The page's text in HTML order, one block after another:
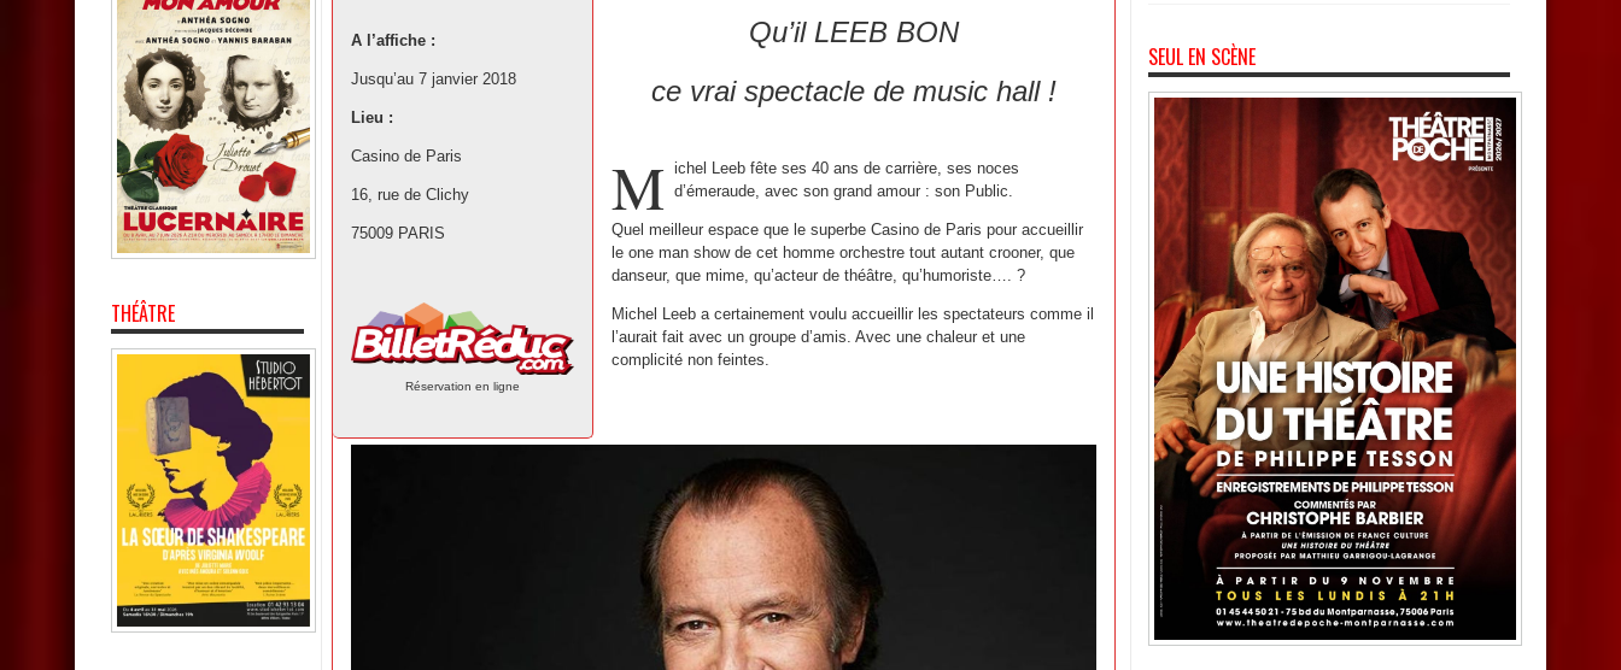
A l’affiche :
Jusqu’au 7 janvier 2018
Lieu :
Casino de Paris
16, rue de Clichy
75009 PARIS
Réservation en ligne
Qu’il LEEB BON
ce vrai spectacle de music hall !
M ichel Leeb fête ses 40 ans de carrière, ses noces
d’émeraude, avec son grand amour : son Public.
Quel meilleur espace que le superbe Casino de Paris pour accueillir
le one man show de cet homme orchestre tout autant crooner, que
danseur, que mime, qu’acteur de théâtre, qu’humoriste…. ?
Michel Leeb a certainement voulu accueillir les spectateurs comme il
l’aurait fait avec un groupe d’amis. Avec une chaleur et une
complicité non feintes.
THÉÂTRE
SEUL EN SCÈNE